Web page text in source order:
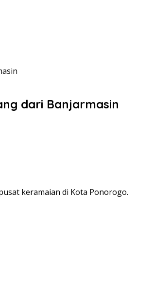
dari Banjarmasin
keramaian di Kota Ponorogo.